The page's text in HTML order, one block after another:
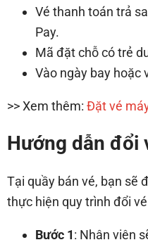
Vé thanh toán trả
Pay.
Mã đặt chỗ có trẻ
Vào ngày bay hoặc
>> Xem thêm: Đặt vé
Hướng dẫn đổi
Tại quầy bán vé, bạn sẽ
thực hiện quy trình đổi
Bước 1: Nhân viên